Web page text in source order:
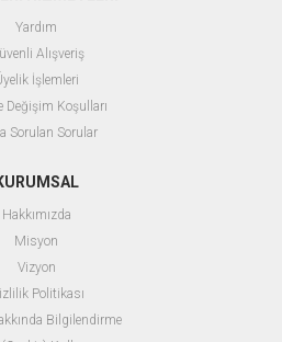
Yardım
Alışveriş
İşlemleri
Değişim Koşulları
Sorulan Sorular
Hakkımızda
Misyon
Vizyon
Politikası
Bilgilendirme